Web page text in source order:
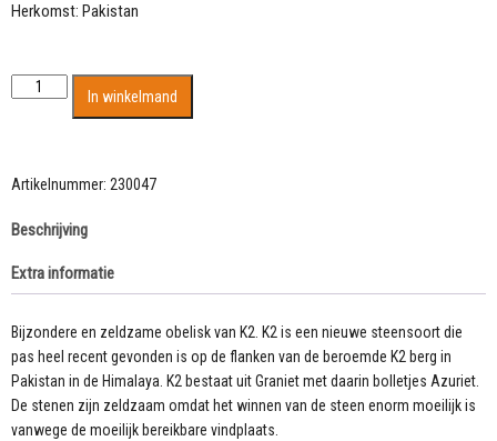
Herkomst: Pakistan
Bijzondere
van
aantal
In winkelmand
Artikelnummer: 230047
Beschrijving
Extra informatie
Bijzondere en zeldzame obelisk van K2. K2 is een nieuwe steensoort die
pas heel recent gevonden is op de flanken van de beroemde K2 berg in
Pakistan in de Himalaya. K2 bestaat uit Graniet met daarin bolletjes Azuriet.
De stenen zijn zeldzaam omdat het winnen van de steen enorm moeilijk is
vanwege de moeilijk bereikbare vindplaats.